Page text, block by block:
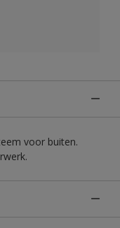
voor buiten.